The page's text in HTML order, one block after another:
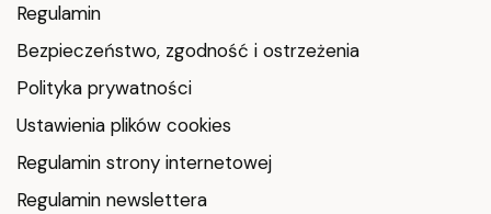
Regulamin
Bezpieczeństwo, zgodność i ostrzeżenia
Polityka prywatności
Ustawienia plików cookies
Regulamin strony internetowej
Regulamin newslettera